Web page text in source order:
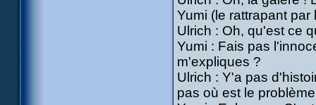
Yumi (le rattrapant
Ulrich : Oh, qu'est ce
Yumi : Fais pas
m'expliques ?
Ulrich : Y'a pas
pas où est le